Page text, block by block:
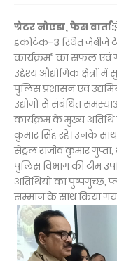
ग्रेटर नोएडा, फेस वार्ता:
इकोटेक-3 स्थित जेबीजे
कार्यक्रम” का सफल एवं
उद्देश्य औद्योगिक क्षेत्रों
पुलिस प्रशासन एवं
उद्योगों से संबंधित
कार्यक्रम के मुख्य अतिथि
कुमार सिंह रहे। उनके
सेंट्रल राजीव कुमार
पुलिस विभाग की टीम
अतिथियों का पुष्पगुच्छ,
सम्मान के साथ किया